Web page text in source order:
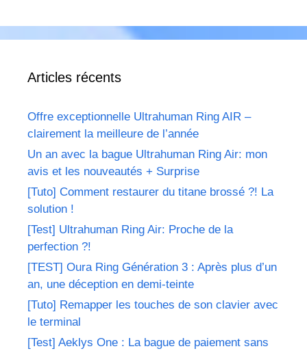
Articles récents
Offre exceptionnelle Ultrahuman Ring AIR –
clairement la meilleure de l’année
Un an avec la bague Ultrahuman Ring Air: mon
avis et les nouveautés + Surprise
[Tuto] Comment restaurer du titane brossé ?! La
solution !
[Test] Ultrahuman Ring Air: Proche de la
perfection ?!
[TEST] Oura Ring Génération 3 : Après plus d’un
an, une déception en demi-teinte
[Tuto] Remapper les touches de son clavier avec
le terminal
[Test] Aeklys One : La bague de paiement sans